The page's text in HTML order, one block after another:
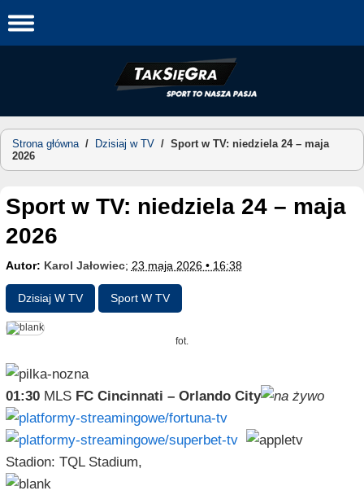
to
Strona główna/ Dzisiaj w TV / Sport w TV: niedziela 24 – maja
2026
Sport w TV: niedziela 24 – maja
2026
Autor: Karol Jałowiec; 23 maja 2026 • 16:38
Dzisiaj W TV Sport W TV
fot.
01:30MLS FC Cincinnati – Orlando City
Stadion: TQL Stadium,